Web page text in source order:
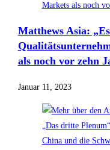
Matthews Asia:
als noch vor zehn
Januar 11, 2023